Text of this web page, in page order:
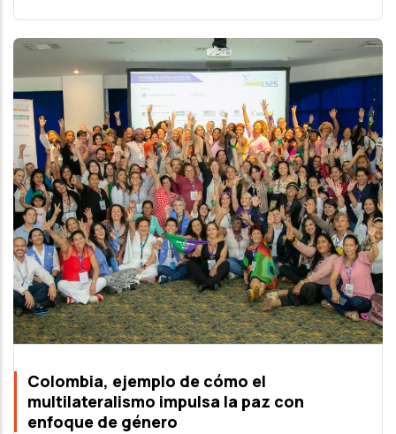
Colombia, ejemplo de cómo el
multilateralismo impulsa la paz con
enfoque de género